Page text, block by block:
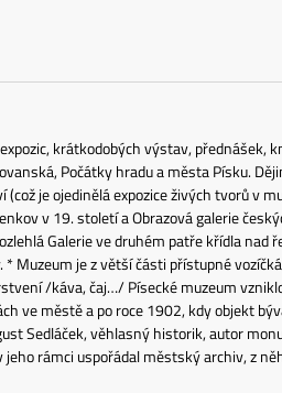
krátkodobých výstav, přednášek,
Počátky hradu a města Písku.
je ojedinělá expozice živých tvorů v
v 19. století a Obrazová galerie
Galerie ve druhém patře křídla nad
Muzeum je z větší části přístupné
/káva, čaj…/ Písecké muzeum
ve městě a po roce 1902, kdy objekt
Sedláček, věhlasný historik, autor
rámci uspořádal městský archiv, z